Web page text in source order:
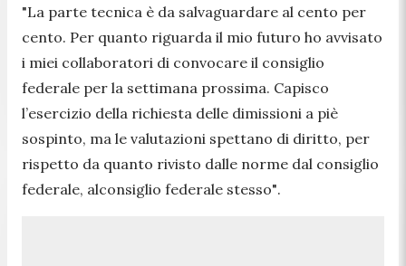
"La parte tecnica è da salvaguardare al cento per
cento. Per quanto riguarda il mio futuro ho avvisato
i miei collaboratori di convocare il consiglio
federale per la settimana prossima. Capisco
l’esercizio della richiesta delle dimissioni a piè
sospinto, ma le valutazioni spettano di diritto, per
rispetto da quanto rivisto dalle norme dal consiglio
federale, alconsiglio federale stesso".